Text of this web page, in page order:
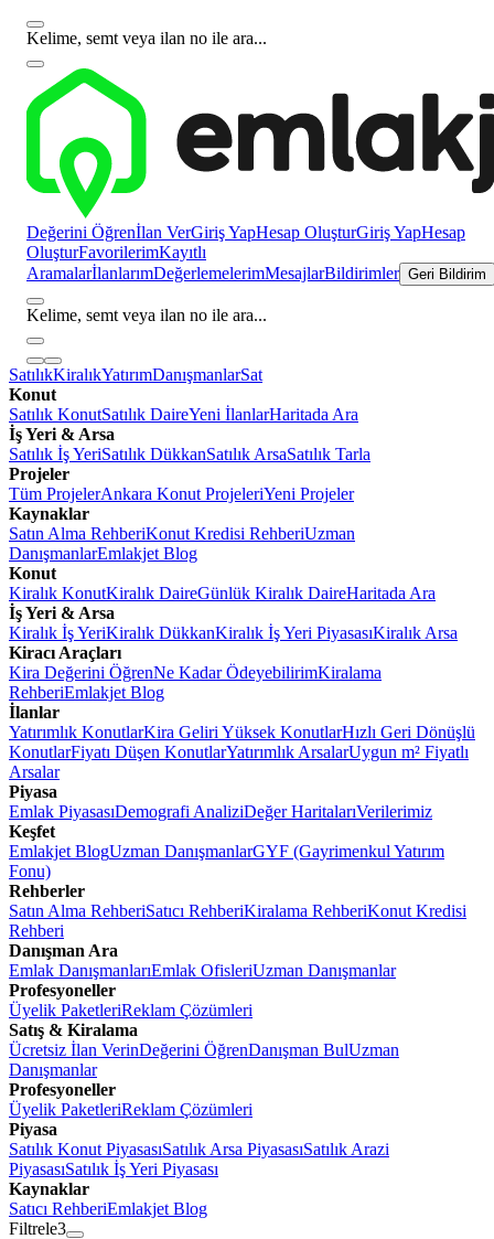
Kelime, semt veya ilan no ile ara...
Değerini Öğrenİlan VerGiriş YapHesap OluşturGiriş YapHesap
OluşturFavorilerimKayıtlı
AramalarİlanlarımDeğerlemelerimMesajlarBildirimler Geri Bildirim
Kelime, semt veya ilan no ile ara...
SatılıkKiralıkYatırımDanışmanlarSat
Konut
Satılık KonutSatılık DaireYeni İlanlarHaritada Ara
İş Yeri & Arsa
Satılık İş YeriSatılık DükkanSatılık ArsaSatılık Tarla
Projeler
Tüm ProjelerAnkara Konut ProjeleriYeni Projeler
Kaynaklar
Satın Alma RehberiKonut Kredisi RehberiUzman
DanışmanlarEmlakjet Blog
Konut
Kiralık KonutKiralık DaireGünlük Kiralık DaireHaritada Ara
İş Yeri & Arsa
Kiralık İş YeriKiralık DükkanKiralık İş Yeri PiyasasıKiralık Arsa
Kiracı Araçları
Kira Değerini ÖğrenNe Kadar ÖdeyebilirimKiralama
RehberiEmlakjet Blog
İlanlar
Yatırımlık KonutlarKira Geliri Yüksek KonutlarHızlı Geri Dönüşlü
KonutlarFiyatı Düşen KonutlarYatırımlık ArsalarUygun m² Fiyatlı
Arsalar
Piyasa
Emlak PiyasasıDemografi AnaliziDeğer HaritalarıVerilerimiz
Keşfet
Emlakjet BlogUzman DanışmanlarGYF (Gayrimenkul Yatırım
Fonu)
Rehberler
Satın Alma RehberiSatıcı RehberiKiralama RehberiKonut Kredisi
Rehberi
Danışman Ara
Emlak DanışmanlarıEmlak OfisleriUzman Danışmanlar
Profesyoneller
Üyelik PaketleriReklam Çözümleri
Satış & Kiralama
Ücretsiz İlan VerinDeğerini ÖğrenDanışman BulUzman
Danışmanlar
Profesyoneller
Üyelik PaketleriReklam Çözümleri
Piyasa
Satılık Konut PiyasasıSatılık Arsa PiyasasıSatılık Arazi
PiyasasıSatılık İş Yeri Piyasası
Kaynaklar
Satıcı RehberiEmlakjet Blog
Filtrele3